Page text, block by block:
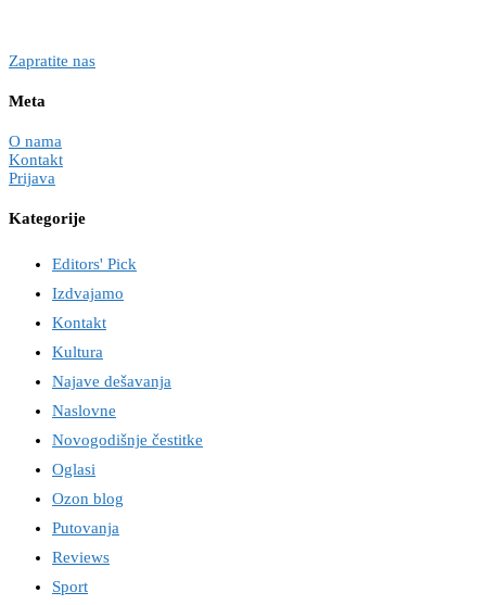
Zapratite nas
Meta
O nama
Kontakt
Prijava
Kategorije
Editors' Pick
Izdvajamo
Kontakt
Kultura
Najave dešavanja
Naslovne
Novogodišnje čestitke
Oglasi
Ozon blog
Putovanja
Reviews
Sport